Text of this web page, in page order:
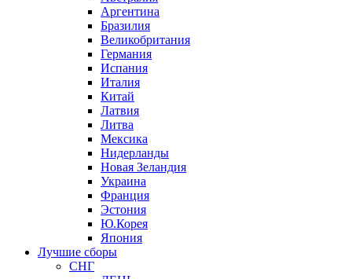
Аргентина
Бразилия
Великобритания
Германия
Испания
Италия
Китай
Латвия
Литва
Мексика
Нидерланды
Новая Зеландия
Украина
Франция
Эстония
Ю.Корея
Япония
Лучшие сборы
СНГ